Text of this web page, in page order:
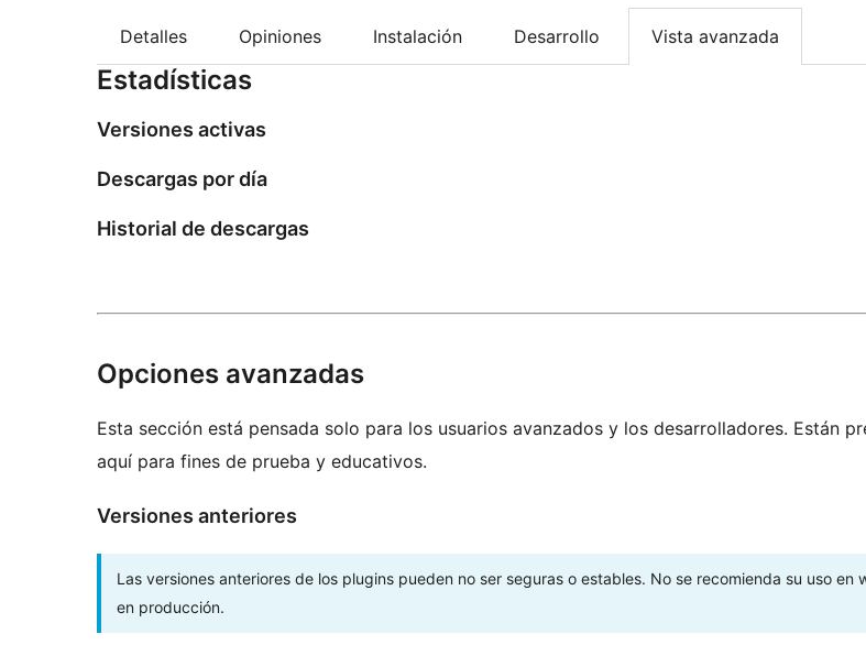
Detalles Opiniones Instalación Desarrollo Vista avanzada
Estadísticas
Versiones activas
Descargas por día
Historial de descargas
Opciones avanzadas
Esta sección está pensada solo para los usuarios avanzados y los desarrolladores. Están
aquí para fines de prueba y educativos.
Versiones anteriores
Las versiones anteriores de los plugins pueden no ser seguras o estables. No se recomienda su uso en
en producción.